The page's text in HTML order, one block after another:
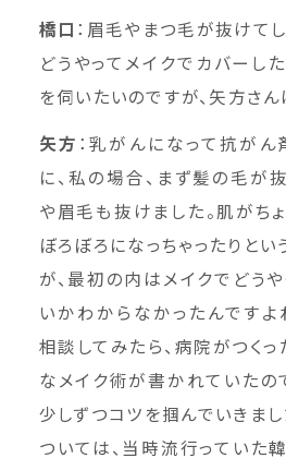
橋口 ：眉毛やまつ毛が抜けてし
どうやってメイクでカバーし
を伺いたいのですが、矢方さ
矢方 ：乳がんになって抗が
に、私の場合、まず髪の毛が
や眉毛も抜けました。肌がちょ
ぼろぼろになっちゃったりとい
が、最初の内はメイクでどう
いかわからなかったんですよ
相談してみたら、病院がつくっ
なメイク術が書かれていたの
少しずつコツを掴んでいきまし
ついては、当時流行っていた